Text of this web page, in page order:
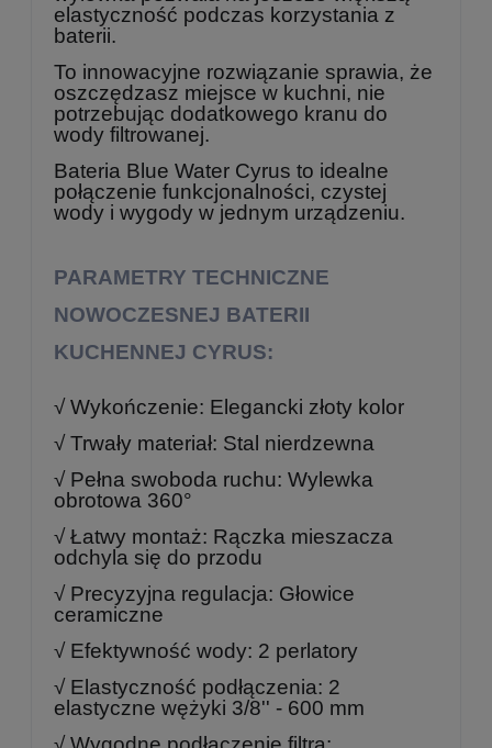
elastyczność podczas korzystania z
baterii.
To innowacyjne rozwiązanie sprawia, że
oszczędzasz miejsce w kuchni, nie
potrzebując dodatkowego kranu do
wody filtrowanej.
Bateria Blue Water Cyrus to idealne
połączenie funkcjonalności, czystej
wody i wygody w jednym urządzeniu.
PARAMETRY TECHNICZNE
NOWOCZESNEJ BATERII
KUCHENNEJ CYRUS:
√ Wykończenie: Elegancki złoty kolor
√ Trwały materiał: Stal nierdzewna
√ Pełna swoboda ruchu: Wylewka
obrotowa 360°
√ Łatwy montaż: Rączka mieszacza
odchyla się do przodu
√ Precyzyjna regulacja: Głowice
ceramiczne
√ Efektywność wody: 2 perlatory
√ Elastyczność podłączenia: 2
elastyczne wężyki 3/8'' - 600 mm